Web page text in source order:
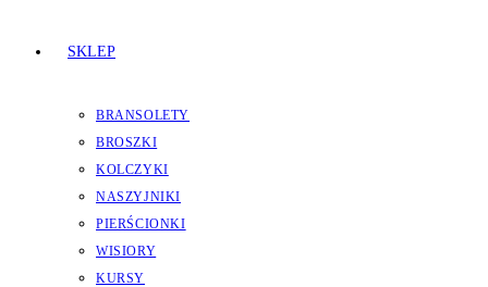
SKLEP
BRANSOLETY
BROSZKI
KOLCZYKI
NASZYJNIKI
PIERŚCIONKI
WISIORY
KURSY